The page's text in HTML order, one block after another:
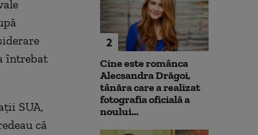
întrebat
SUA,
că
2
Cine este românca
Alecsandra Drăgoi,
tânăra care a realizat
fotografia oficială a
noului...